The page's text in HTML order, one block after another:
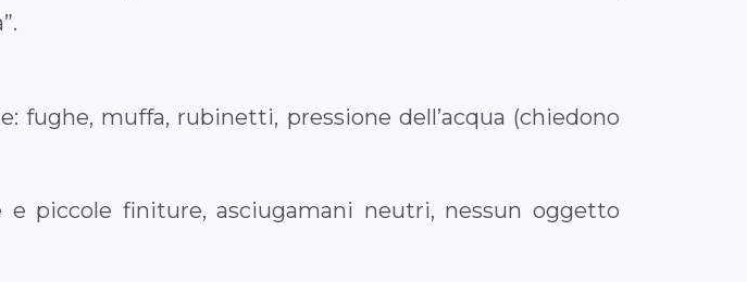
muffa, rubinetti, pressione dell’acqua (chiedono
e piccole finiture, asciugamani neutri, nessun oggetto